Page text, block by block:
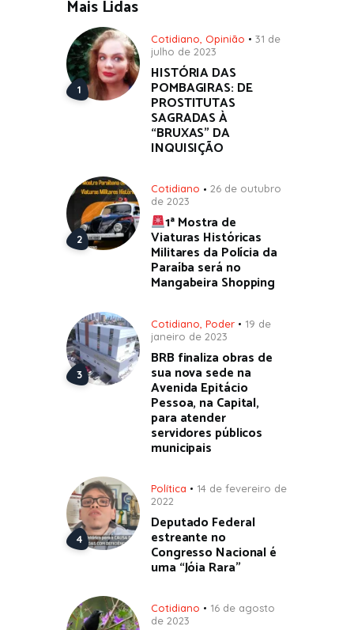
Mais Lidas
Cotidiano Opinião
31 de
julho de 2023
HISTÓRIA DAS
POMBAGIRAS: DE
PROSTITUTAS
SAGRADAS À
“BRUXAS” DA
INQUISIÇÃO
Cotidiano
26 de outubro
de 2023
1ª Mostra de
Viaturas Históricas
Militares da Polícia da
Paraíba será no
Mangabeira Shopping
Cotidiano Poder
19 de
janeiro de 2023
BRB finaliza obras de
sua nova sede na
Avenida Epitácio
Pessoa, na Capital,
para atender
servidores públicos
municipais
Política
14 de fevereiro de
2022
Deputado Federal
estreante no
Congresso Nacional é
uma “Jóia Rara”
Cotidiano
16 de agosto
de 2023